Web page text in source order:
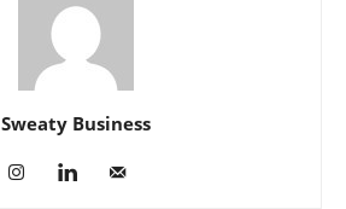
Sweaty Business